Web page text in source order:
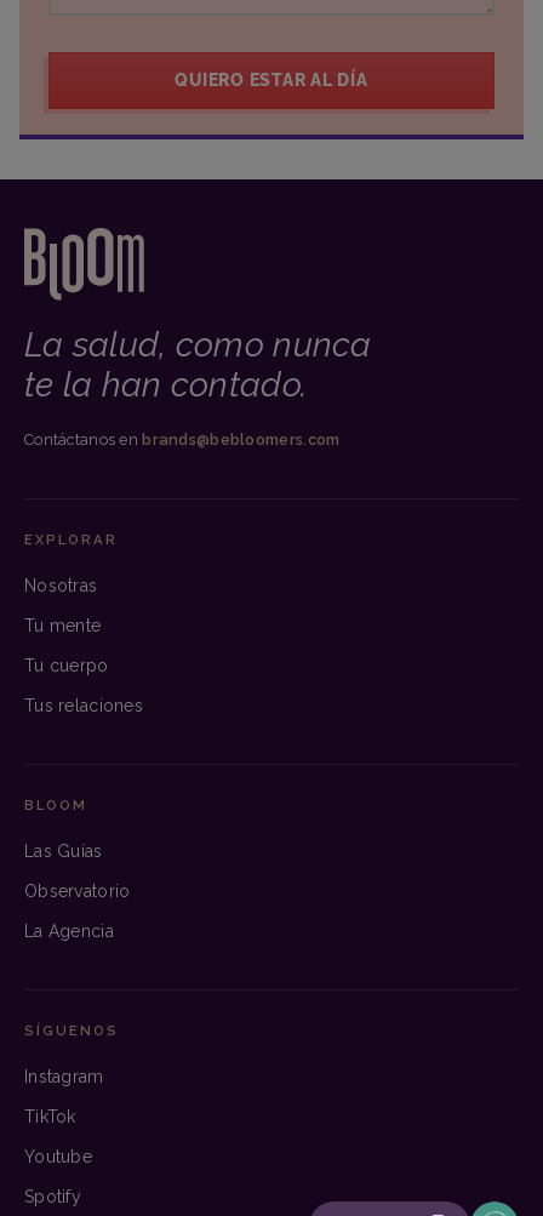
QUIERO ESTAR AL DÍA
La salud, como nunca
te la han contado.
Contáctanos enbrands@bebloomers.com
EXPLORAR
Nosotras
Tu mente
Tu cuerpo
Tus relaciones
BLOOM
Las Guías
Observatorio
La Agencia
SÍGUENOS
Instagram
TikTok
Youtube
Spotify